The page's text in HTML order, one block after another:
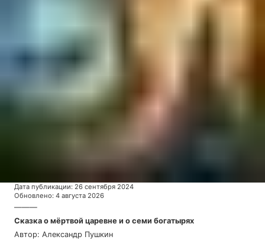
Дата публикации: 26 сентября 2024
Обновлено: 4 августа 2026
———
Сказка о мёртвой царевне и о семи богатырях
Автор: Александр Пушкин